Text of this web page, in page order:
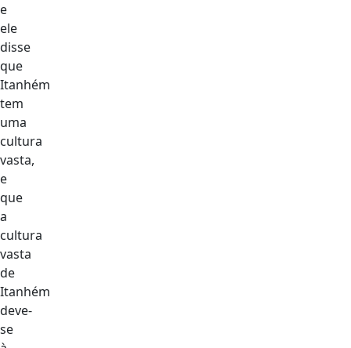
e
ele
disse
que
Itanhém
tem
uma
cultura
vasta,
e
que
a
cultura
vasta
de
Itanhém
deve-
se